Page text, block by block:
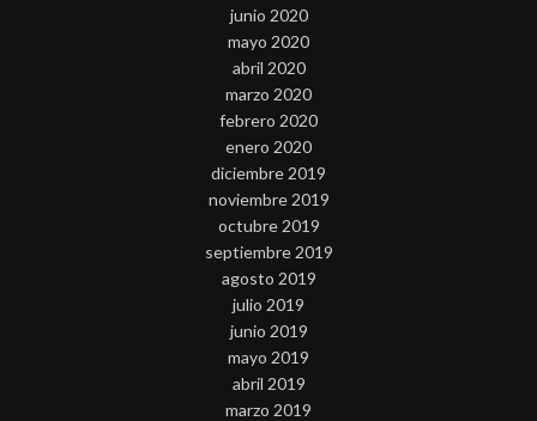
junio 2020
mayo 2020
abril 2020
marzo 2020
febrero 2020
enero 2020
diciembre 2019
noviembre 2019
octubre 2019
septiembre 2019
agosto 2019
julio 2019
junio 2019
mayo 2019
abril 2019
marzo 2019